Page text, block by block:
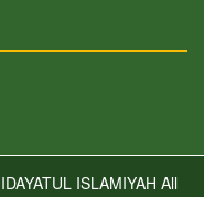
ISLAMIYAH All